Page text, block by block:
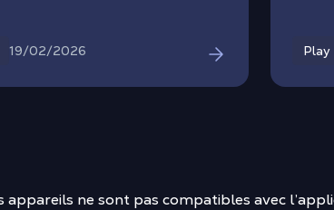
19/02/2026
de
Play
appareils ne sont pas compatibles avec